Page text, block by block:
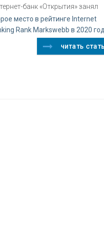
банк «Открытия» занял
место в рейтинге Internet
Rank Markswebb в 2020
читать